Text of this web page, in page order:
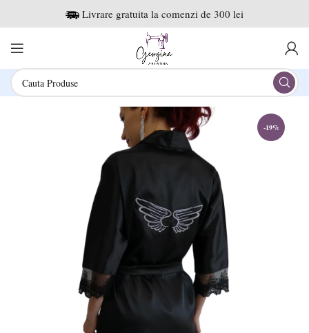
Livrare gratuita la comenzi de 300 lei
-19%